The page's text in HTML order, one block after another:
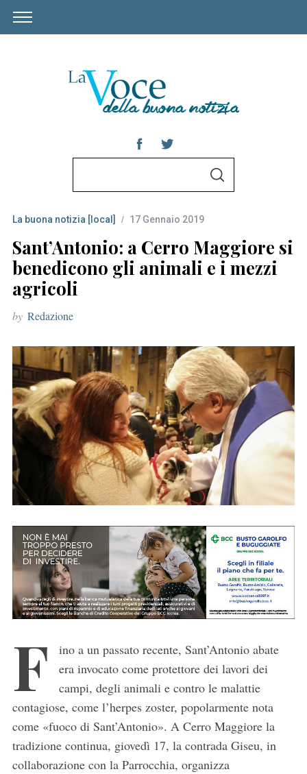
r
c
h
f
o
r
S
La buona notizia [local] 17 Gennaio 2019
Sant’Antonio: a Cerro Maggiore si
benedicono gli animali e i mezzi
agricoli
by Redazione
F
ino a un passato recente, Sant’Antonio abate
era invocato come protettore dei lavori dei
campi, degli animali e contro le malattie
contagiose, come l’herpes zoster, popolarmente nota
come «fuoco di Sant’Antonio». A Cerro Maggiore la
tradizione continua, giovedì 17, la contrada Giseu, in
collaborazione con la Parrocchia, organizza